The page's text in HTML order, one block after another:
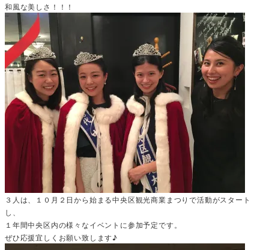
和風な美しさ！！！
３人は、１０月２日から始まる中央区観光商業まつりで活動がスタート
し、
１年間中央区内の様々なイベントに参加予定です。
ぜひ応援宜しくお願い致します♪